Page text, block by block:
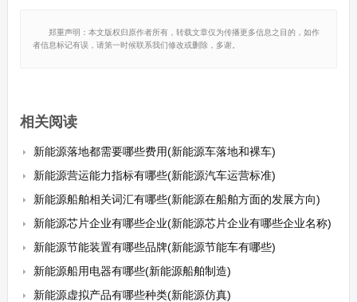
郑重声明：本文版权归原作者所有，转载文章仅为传播更多信息之目的，如作
者信息标记有误，请第一时候联系我们修改或删除，多谢。
相关阅读
新能源落地都需要哪些费用(新能源车落地和裸车)
新能源营运能力指标有哪些(新能源汽车运营标准)
新能源船舶相关词汇有哪些(新能源在船舶方面的发展方向)
新能源芯片企业有哪些企业(新能源芯片企业有哪些企业名称)
新能源节能装置有哪些品牌(新能源节能车有哪些)
新能源船用电器有哪些(新能源船舶制造)
新能源虚拟产品有哪些种类(新能源仿真)